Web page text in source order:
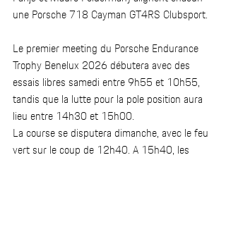
une Porsche 718 Cayman GT4RS Clubsport.
Le premier meeting du Porsche Endurance
Trophy Benelux 2026 débutera avec des
essais libres samedi entre 9h55 et 10h55,
tandis que la lutte pour la pole position aura
lieu entre 14h30 et 15h00.
La course se disputera dimanche, avec le feu
vert sur le coup de 12h40. A 15h40, les